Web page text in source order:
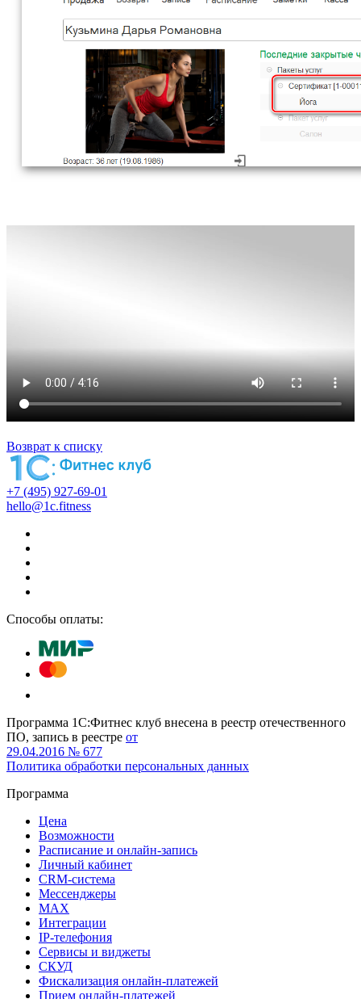
Возврат к списку
+7 (495) 927-69-01
hello@1c.fitness
Способы оплаты:
Программа 1С:Фитнес клуб внесена в реестр отечественного
ПО, запись в реестре от
29.04.2016 № 677
Политика обработки персональных данных
Программа
Цена
Возможности
Расписание и онлайн-запись
Личный кабинет
CRM-система
Мессенджеры
MAX
Интеграции
IP-телефония
Сервисы и виджеты
СКУД
Фискализация онлайн‑платежей
Прием онлайн-платежей